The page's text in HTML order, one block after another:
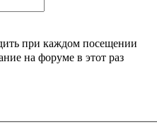
при каждом посещении
на форуме в этот раз